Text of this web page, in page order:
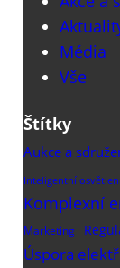
Média
Vše
Štítky
Aukce a
Inteligentní
Komplexní
Marketing
Úspora